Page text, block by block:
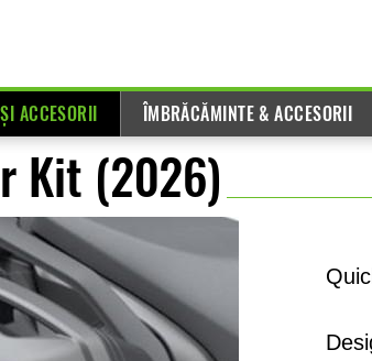
ACCESORII ÎMBRĂCĂMINTE & ACCESORII
Kit (2026)